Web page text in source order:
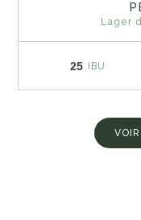
Lager
25 IBU